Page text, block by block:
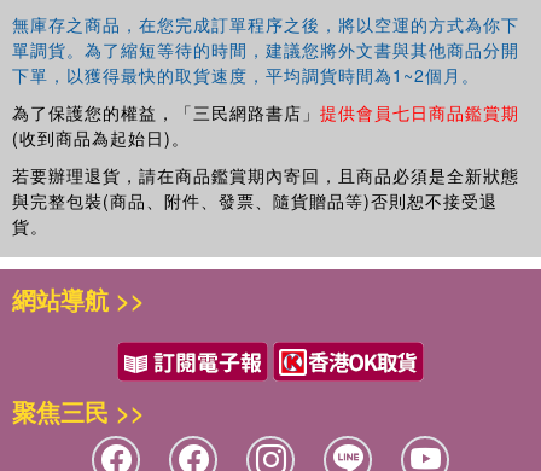
無庫存之商品，在您完成訂單程序之後，將以空運的方式為你下
單調貨。為了縮短等待的時間，建議您將外文書與其他商品分開
下單，以獲得最快的取貨速度，平均調貨時間為1~2個月。
為了保護您的權益，「三民網路書店」 提供會員七日商品鑑賞期
(收到商品為起始日)。
若要辦理退貨，請在商品鑑賞期內寄回，且商品必須是全新狀態
與完整包裝(商品、附件、發票、隨貨贈品等)否則恕不接受退
貨。
網站導航 >>
聚焦三民 >>